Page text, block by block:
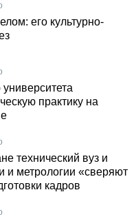
его культурно-
университета
практику на
технический вуз и
и метрологии «сверяют
кадров